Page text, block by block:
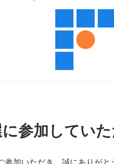
参加してい
参加いただき、誠にありがと